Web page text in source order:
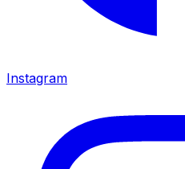
Instagram